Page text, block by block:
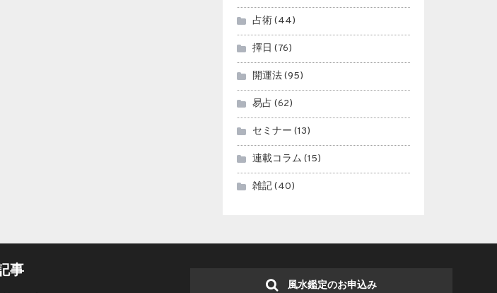
占術(44)
擇日 (76)
開運法(95)
易占 (62)
セミナー (13)
連載コラム (15)
雑記(40)
事
風水鑑定のお申込み